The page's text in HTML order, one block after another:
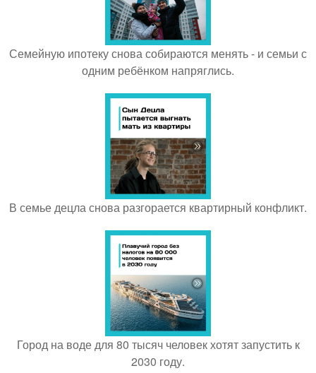
Семейную ипотеку снова собираются менять - и семьи с
одним ребёнком напряглись.
В семье децла снова разгорается квартирный конфликт.
Город на воде для 80 тысяч человек хотят запустить к
2030 году.